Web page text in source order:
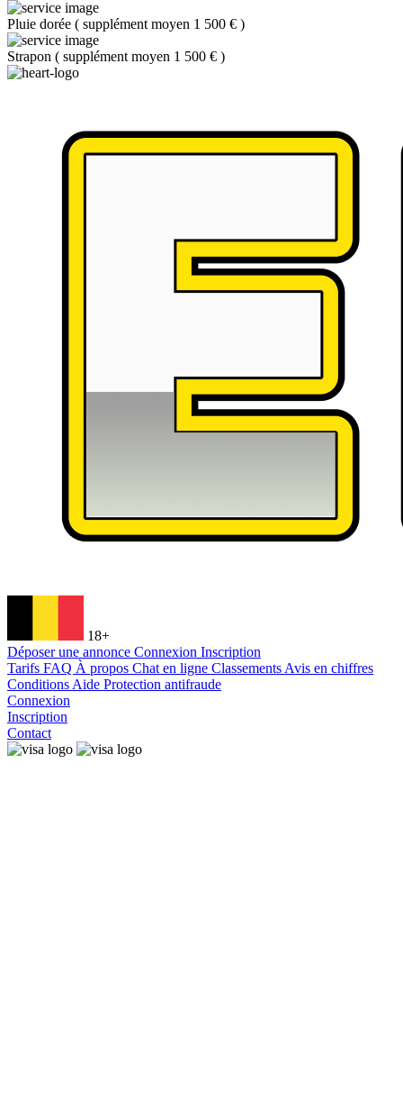
Pluie dorée ( supplément moyen 1 500 € )
Strapon ( supplément moyen 1 500 € )
18+
Déposer une annonce Connexion Inscription
Tarifs FAQ À propos Chat en ligne Classements Avis en chiffres
Conditions Aide Protection antifraude
Connexion
Inscription
Contact